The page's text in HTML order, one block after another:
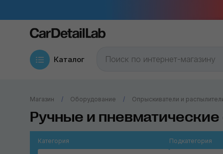
Каталог
Магазин Оборудование Опрыскиватели и
Ручные и пневматические
Категория Подкатегория